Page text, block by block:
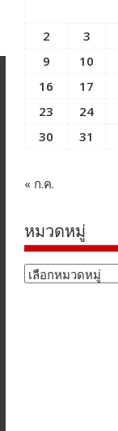
2
3
9
10
16
17
23
24
30
31
« ก.ค.
หมวดหมู่
หมวด